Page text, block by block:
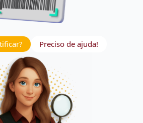
Preciso de ajuda!